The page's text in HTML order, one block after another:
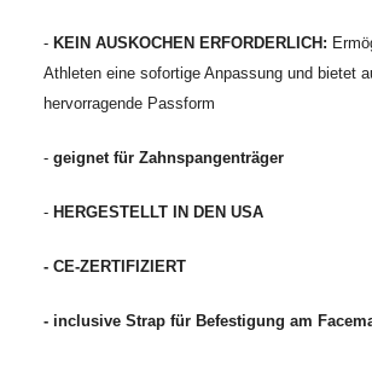
- KEIN AUSKOCHEN ERFORDERLICH:
Athleten eine sofortige Anpassung und bietet
hervorragende Passform
- geignet für Zahnspangenträger
- HERGESTELLT IN DEN USA
- CE-ZERTIFIZIERT
- inclusive Strap für Befestigung am